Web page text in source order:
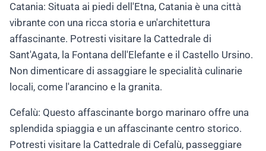
Catania: Situata ai piedi dell'Etna, Catania è una città
vibrante con una ricca storia e un'architettura
affascinante. Potresti visitare la Cattedrale di
Sant'Agata, la Fontana dell'Elefante e il Castello Ursino.
Non dimenticare di assaggiare le specialità culinarie
locali, come l'arancino e la granita.
Cefalù: Questo affascinante borgo marinaro offre una
splendida spiaggia e un affascinante centro storico.
Potresti visitare la Cattedrale di Cefalù, passeggiare